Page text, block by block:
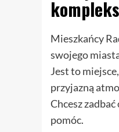
Mieszkańcy
swojego
Jest to
przyjazną
Chcesz
pomóc.